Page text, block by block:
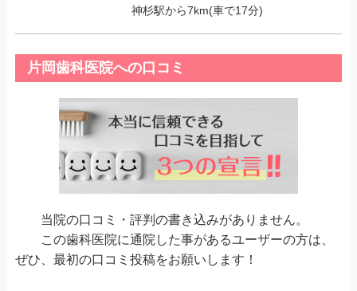
神杉駅から7km(車で17分)
片岡歯科医院への口コミ
当院の口コミ・評判の書き込みがありません。
この歯科医院に通院した事があるユーザーの方は、
ぜひ、最初の口コミ投稿をお願いします！